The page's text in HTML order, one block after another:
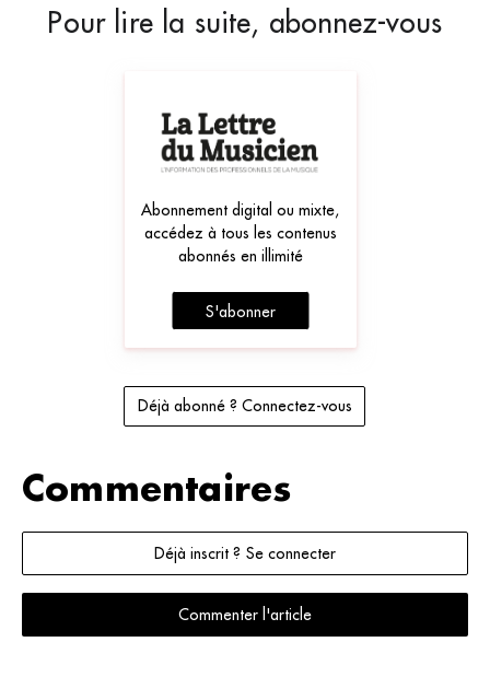
Pour lire la suite, abonnez-vous
Abonnement digital ou mixte,
accédez à tous les contenus
abonnés en illimité
S'abonner
Déjà abonné ? Connectez-vous
Commentaires
Déjà inscrit ? Se connecter
Commenter l'article